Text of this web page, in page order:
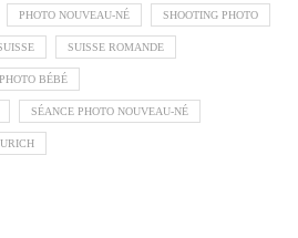
PHOTO NOUVEAU-NÉ SHOOTING PHOTO
SUISSE ROMANDE
BÉBÉ
SÉANCE PHOTO NOUVEAU-NÉ